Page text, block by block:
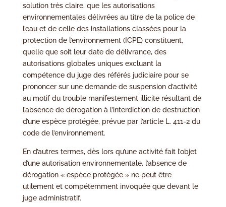
solution très claire, que les autorisations
environnementales délivrées au titre de la police de
l’eau et de celle des installations classées pour la
protection de l’environnement (ICPE) constituent,
quelle que soit leur date de délivrance, des
autorisations globales uniques excluant la
compétence du juge des référés judiciaire pour se
prononcer sur une demande de suspension d’activité
au motif du trouble manifestement illicite résultant de
l’absence de dérogation à l’interdiction de destruction
d’une espèce protégée, prévue par l’article L. 411-2 du
code de l’environnement.
En d’autres termes, dès lors qu’une activité fait l’objet
d’une autorisation environnementale, l’absence de
dérogation « espèce protégée » ne peut être
utilement et compétemment invoquée que devant le
juge administratif.